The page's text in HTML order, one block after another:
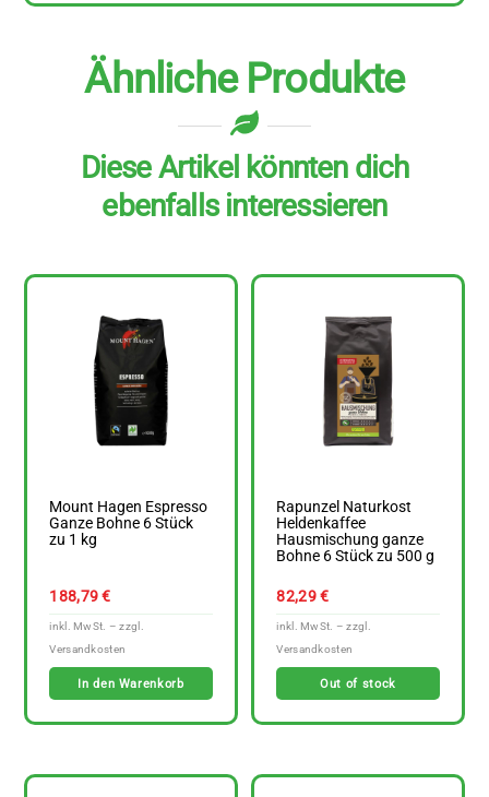
Menge
Ähnliche Produkte
Diese Artikel könnten dich
ebenfalls interessieren
Mount Hagen Espresso
Ganze Bohne 6 Stück
zu 1 kg
188,79€
In den Warenkorb
Rapunzel Naturkost
Heldenkaffee
Hausmischung ganze
Bohne 6 Stück zu 500 g
82,29€
Out of stock